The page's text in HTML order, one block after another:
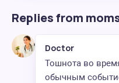
Replies from
Doctor
Тошнота во
обычным